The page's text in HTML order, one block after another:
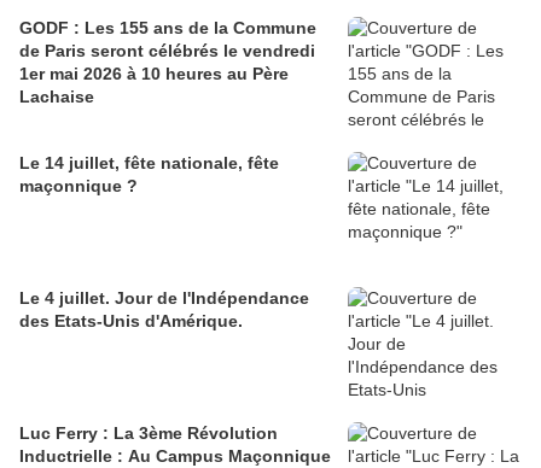
GODF : Les 155 ans de la Commune
de Paris seront célébrés le vendredi
1er mai 2026 à 10 heures au Père
Lachaise
Le 14 juillet, fête nationale, fête
maçonnique ?
Le 4 juillet. Jour de l'Indépendance
des Etats-Unis d'Amérique.
Luc Ferry : La 3ème Révolution
Inductrielle : Au Campus Maçonnique